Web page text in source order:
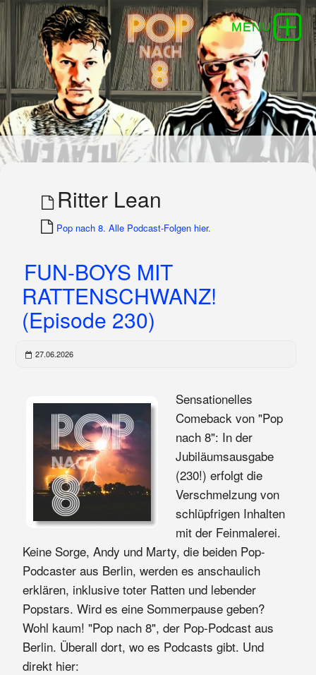
Ritter Lean
Pop nach 8. Alle Podcast-Folgen hier.
FUN-BOYS MIT
RATTENSCHWANZ!
(Episode 230)
27.06.2026
Sensationelles
Comeback von "Pop
nach 8": In der
Jubiläumsausgabe
(230!) erfolgt die
Verschmelzung von
schlüpfrigen Inhalten
mit der Feinmalerei.
Keine Sorge, Andy und Marty, die beiden Pop-
Podcaster aus Berlin, werden es anschaulich
erklären, inklusive toter Ratten und lebender
Popstars. Wird es eine Sommerpause geben?
Wohl kaum! "Pop nach 8", der Pop-Podcast aus
Berlin. Überall dort, wo es Podcasts gibt. Und
direkt hier: